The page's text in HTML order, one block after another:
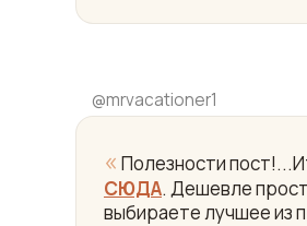
@mrvacationer1
« Полезности
СЮДА. Дешевле
выбираете лучшее из